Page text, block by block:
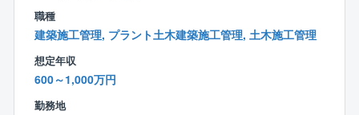
職種
建築施工管理, プラント土木建築施工管理, 土木施工管理
想定年収
600～1,000万円
勤務地